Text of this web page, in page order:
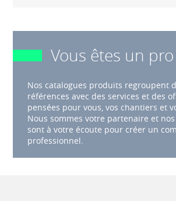
Vous êtes un pro
Nos catalogues produits regroupent
références avec des services et des
pensées pour vous, vos chantiers et
Nous sommes votre partenaire et
sont à votre écoute pour créer un
professionnel.